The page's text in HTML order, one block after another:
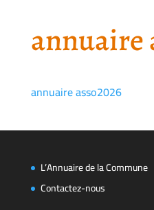
annuaire
annuaire asso2026
L’Annuaire de la Commune
Contactez-nous